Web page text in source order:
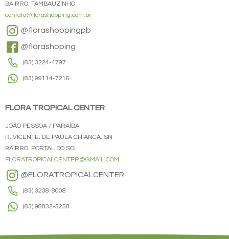
BAIRRO: TAMBAUZINHO
contato@florashopping.com.br
@florashoppingpb
@florashoping
(83) 3224-4797
(83) 99114-7216
FLORA TROPICAL CENTER
JOÃO PESSOA / PARAÍBA
R. VICENTE, DE PAULA CHIANCA, SN
BAIRRO: PORTAL DO SOL
FLORATROPICALCENTER@GMAIL.COM
@FLORATROPICALCENTER
(83) 3238-8008
(83) 98832-5258